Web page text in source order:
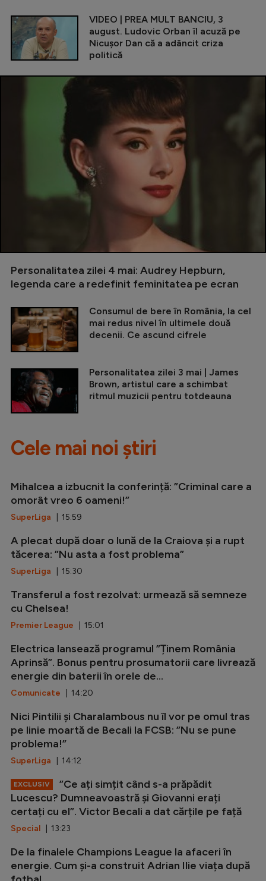
VIDEO | PREA MULT BANCIU, 3
august. Ludovic Orban îl acuză pe
Nicușor Dan că a adâncit criza
politică
Personalitatea zilei 4 mai: Audrey Hepburn,
legenda care a redefinit feminitatea pe ecran
Consumul de bere în România, la cel
mai redus nivel în ultimele două
decenii. Ce ascund cifrele
Personalitatea zilei 3 mai | James
Brown, artistul care a schimbat
ritmul muzicii pentru totdeauna
Cele mai noi știri
Mihalcea a izbucnit la conferință: ”Criminal care a
omorât vreo 6 oameni!”
SuperLiga | 15:59
A plecat după doar o lună de la Craiova și a rupt
tăcerea: ”Nu asta a fost problema”
SuperLiga | 15:30
Transferul a fost rezolvat: urmează să semneze
cu Chelsea!
Premier League | 15:01
Electrica lansează programul ”Ținem România
Aprinsă”. Bonus pentru prosumatorii care livrează
energie din baterii în orele de...
Comunicate | 14:20
Nici Pintilii și Charalambous nu îl vor pe omul tras
pe linie moartă de Becali la FCSB: ”Nu se pune
problema!”
SuperLiga | 14:12
EXCLUSIV
”Ce ați simțit când s-a prăpădit
Lucescu? Dumneavoastră și Giovanni erați
certați cu el”. Victor Becali a dat cărțile pe față
Special | 13:23
De la finalele Champions League la afaceri în
energie. Cum și-a construit Adrian Ilie viața după